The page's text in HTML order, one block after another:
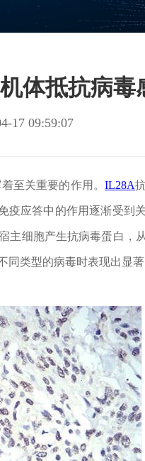
体抵抗病毒
17 09:59:07
至关重要的作用。IL28A
疫应答中的作用逐渐受到
主细胞产生抗病毒蛋白，
类型的病毒时表现出显著